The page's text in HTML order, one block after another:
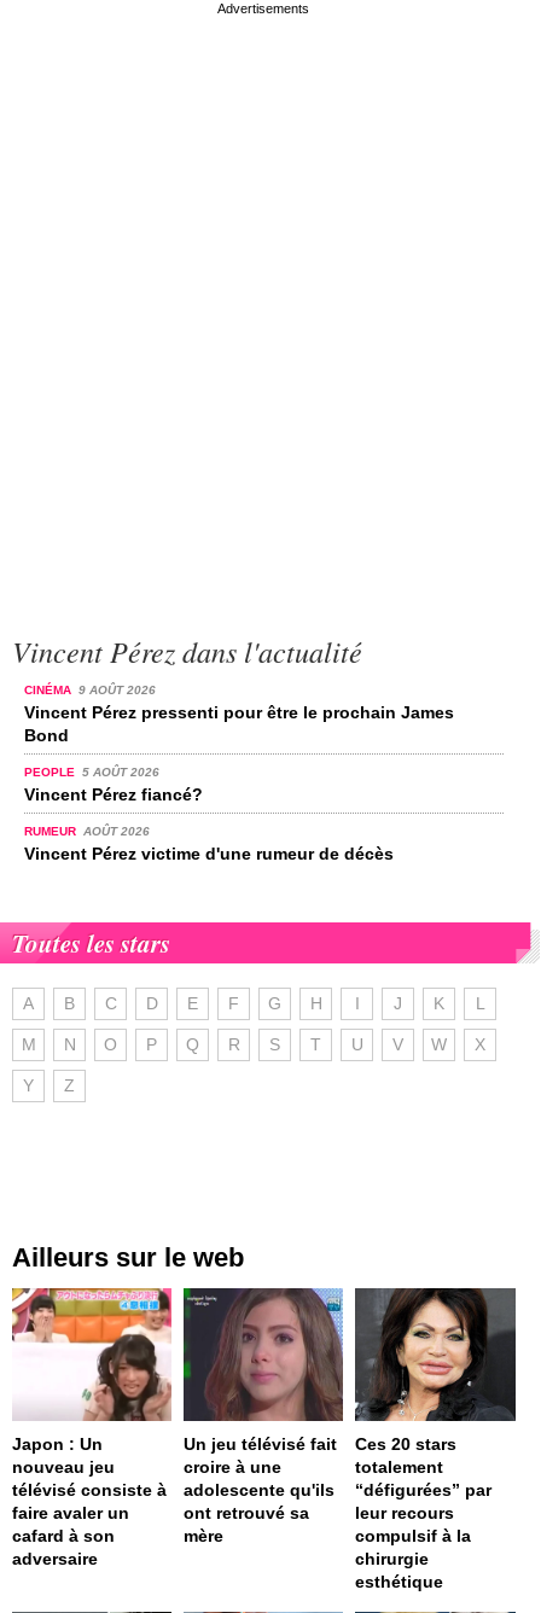
Vincent Pérez dans l'actualité
CINÉMA 9 AOÛT 2026
Vincent Pérez pressenti pour être le prochain James
Bond
PEOPLE 5 AOÛT 2026
Vincent Pérez fiancé?
RUMEUR AOÛT 2026
Vincent Pérez victime d'une rumeur de décès
Toutes les stars
A B C D E F G H I J K L
M N O P Q R S T U V W X
Y Z
Ailleurs sur le web
Japon : Un
nouveau jeu
télévisé consiste à
faire avaler un
cafard à son
adversaire
Un jeu télévisé fait
croire à une
adolescente qu'ils
ont retrouvé sa
mère
Ces 20 stars
totalement
“défigurées” par
leur recours
compulsif à la
chirurgie
esthétique